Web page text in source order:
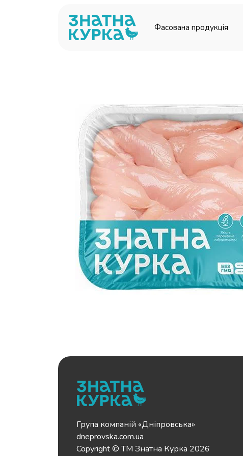
Фасована продукція
Група компаній «Дніпровська»
dneprovska.com.ua
Copyright © ТМ Знатна Курка 2026